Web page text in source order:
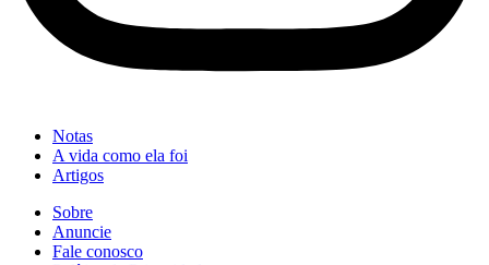
Notas
A vida como ela foi
Artigos
Sobre
Anuncie
Fale conosco